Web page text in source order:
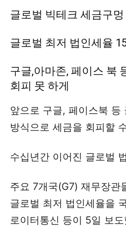
글로벌 빅테크 세금구멍
글로벌 최저 법인세율
구글,아마존, 페이스 북
회피 못 하게
앞으로 구글, 페이스북 등
방식으로 세금을 회피할
수십년간 이어진 글로벌
주요 7개국(G7) 재무장
글로벌 최저 법인세율을
로이터통신 등이 5일 보도